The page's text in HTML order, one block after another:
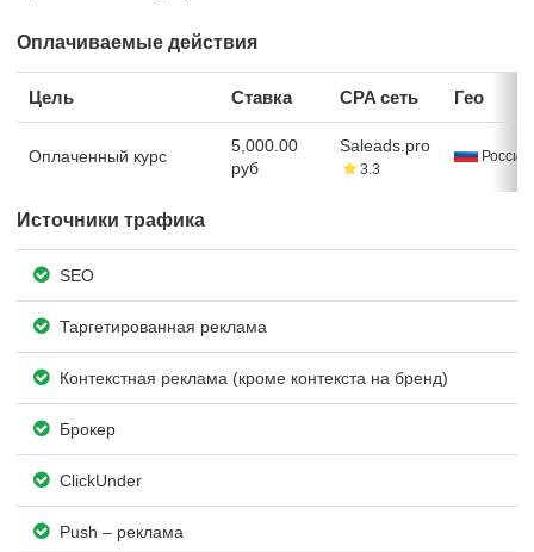
Оплачиваемые действия
Цель Ставка CPA сеть Гео
Оплаченный курс
5,000.00
руб
Saleads.pro
3.3
Россия
Источники трафика
SEO
Таргетированная реклама
Контекстная реклама (кроме контекста на бренд)
Брокер
ClickUnder
Push – реклама